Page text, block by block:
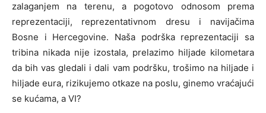
zalaganjem na terenu, a pogotovo odnosom prema
reprezentaciji, reprezentativnom dresu i navijačima
Bosne i Hercegovine. Naša podrška reprezentaciji sa
tribina nikada nije izostala, prelazimo hiljade kilometara
da bih vas gledali i dali vam podršku, trošimo na hiljade i
hiljade eura, rizikujemo otkaze na poslu, ginemo vraćajući
se kućama, a VI?